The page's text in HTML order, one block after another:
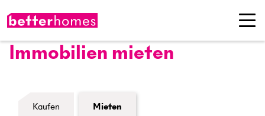
Immobilien mieten
Formular Immobiliensuche
Kaufen Mieten